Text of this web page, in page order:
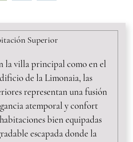
Superior
la villa principal como en el
de la Limonaia, las
representan una fusión
atemporal y confort
bien equipadas
escapada donde la